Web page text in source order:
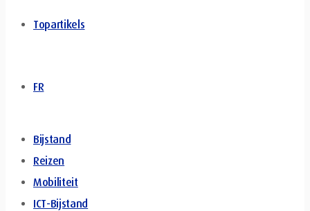
Topartikels
FR
Bijstand
Reizen
Mobiliteit
ICT-Bijstand